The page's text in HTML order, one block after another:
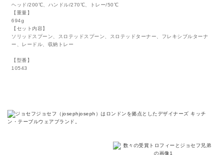
ヘッド/200℃、ハンドル/270℃、トレー/50℃
【重量】
694g
【セット内容】
ソリッドスプーン、スロテッドスプーン、スロテッドターナー、フレキシブルターナ
ー、レードル、収納トレー
【型番】
10543